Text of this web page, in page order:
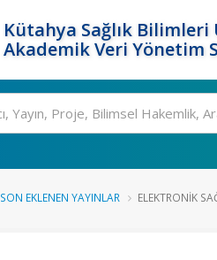
Kütahya Sağlık
Akademik Veri Yönetim
SON EKLENEN YAYINLAR ELEKTRONIK